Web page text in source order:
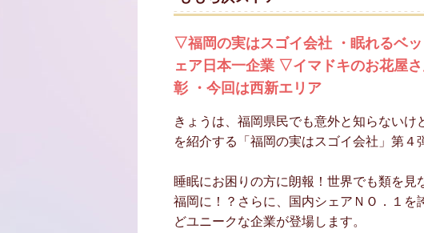
▽福岡の実はスゴイ会社 ・眠れるベ
ェア日本一企業 ▽イマドキのお花屋
彰 ・今回は西新エリア
きょうは、福岡県民でも意外と知らないけ
を紹介する「福岡の実はスゴイ会社」第４
睡眠にお困りの方に朗報！世界でも類を
福岡に！？さらに、国内シェアＮＯ．１を
どユニークな企業が登場します。